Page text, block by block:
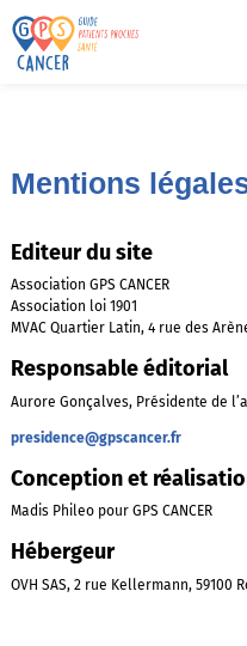
Mentions
Editeur du site
Association GPS CANCER
Association loi 1901
MVAC Quartier Latin, 4 rue des
Responsable éditorial
Aurore Gonçalves, Présidente de
presidence@gpscancer.fr
Conception et
Madis Phileo pour GPS CANCER
Hébergeur
OVH SAS, 2 rue Kellermann, 59100